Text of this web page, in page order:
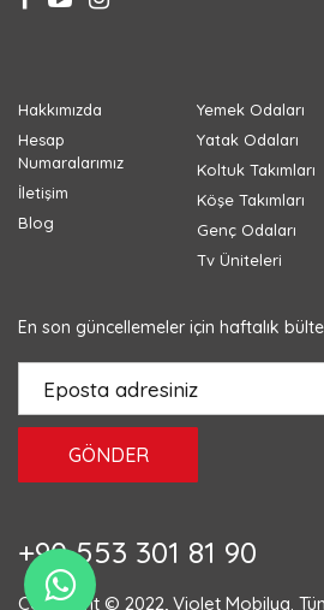
Hakkımızda
Hesap
Numaralarımız
İletişim
Blog
Yemek Odaları
Yatak Odaları
Koltuk Takımları
Köşe Takımları
Genç Odaları
Tv Üniteleri
En son güncellemeler için haftalık
GÖNDER
+90 553 301 81 90
Copyright © 2022, Violet Mobilya.